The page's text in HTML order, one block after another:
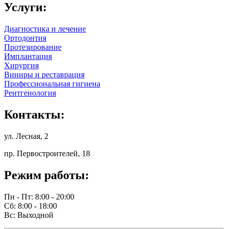
Услуги:
Диагностика и лечение
Ортодонтия
Протезирование
Имплантация
Хирургия
Виниры и реставрация
Профессиональная гигиена
Рентгенология
Контакты:
ул. Лесная, 2
пр. Первостроителей, 18
Режим работы:
Пн - Пт: 8:00 - 20:00
Сб: 8:00 - 18:00
Вс: Выходной